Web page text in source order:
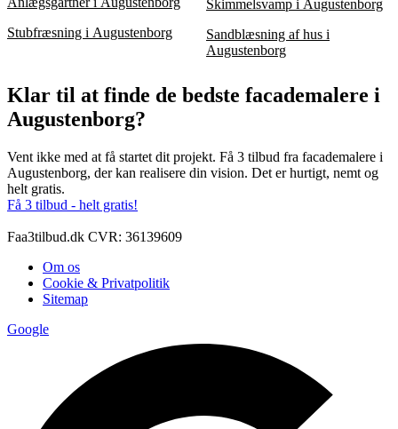
Stubfræsning i Augustenborg
Skimmelsvamp i Augustenborg
Sandblæsning af hus i
Augustenborg
Klar til at finde de bedste facademalere i
Augustenborg?
Vent ikke med at få startet dit projekt. Få 3 tilbud fra facademalere i
Augustenborg, der kan realisere din vision. Det er hurtigt, nemt og
helt gratis.
Få 3 tilbud - helt gratis!
Faa3tilbud.dk CVR: 36139609
Om os
Cookie & Privatpolitik
Sitemap
Google